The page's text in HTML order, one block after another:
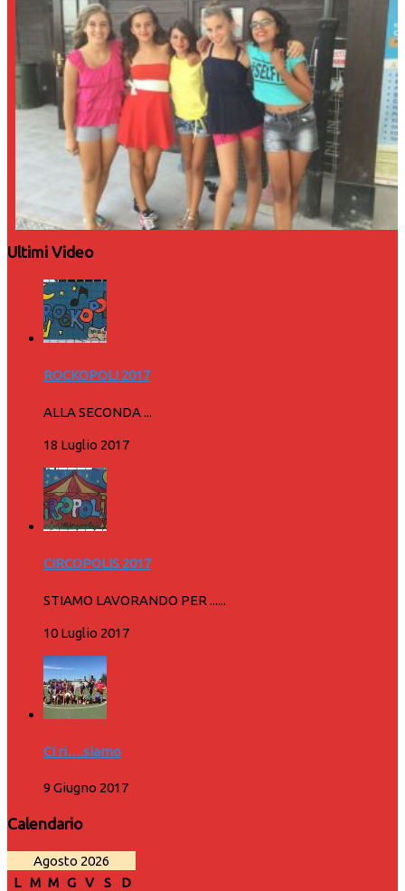
Ultimi Video
ROCKOPOLI 2017
ALLA SECONDA ...
18 Luglio 2017
CIRCOPOLIS 2017
STIAMO LAVORANDO PER ......
10 Luglio 2017
Ci ri….siamo
9 Giugno 2017
Calendario
Agosto 2026
L M M G V S D